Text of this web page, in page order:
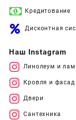
Кредитование
Дисконтная
Наш Instagram
Линолеум и
Кровля и фасад
Двери
Сантехника